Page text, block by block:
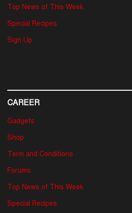
Top News of This Week
Special Recipes
Sign Up
CAREER
Gadgets
Shop
Term and Conditions
Forums
Top News of This Week
Special Recipes